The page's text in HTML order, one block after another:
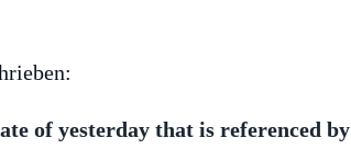
of yesterday that is referenced by